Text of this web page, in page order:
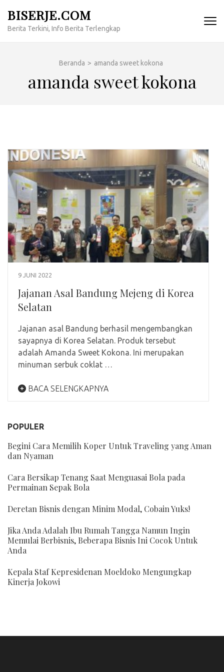
konten
BISERJE.COM
Berita Terkini, Info Berita Terlengkap
Beranda > amanda sweet kokona
amanda sweet kokona
9 JUNI 2022
Jajanan Asal Bandung Mejeng di Korea
Selatan
Jajanan asal Bandung berhasil mengembangkan
sayapnya di Korea Selatan. Produk tersebut
adalah Amanda Sweet Kokona. Ini merupakan
minuman serbuk coklat …
BACA SELENGKAPNYA
POPULER
Begini Cara Memilih Koper Untuk Traveling yang Aman
dan Nyaman
Cara Bersikap Tenang Saat Menguasai Bola pada
Permainan Sepak Bola
Deretan Bisnis dengan Minim Modal, Cobain Yuks!
Jika Anda Adalah Ibu Rumah Tangga Namun Ingin
Memulai Berbisnis, Beberapa Bisnis Ini Cocok Untuk
Anda
Kepala Staf Kepresidenan Moeldoko Mengungkap
Kinerja Jokowi